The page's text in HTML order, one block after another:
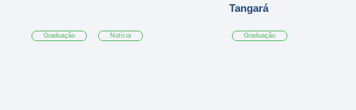
Graduação Notícia
Tangará
Graduação